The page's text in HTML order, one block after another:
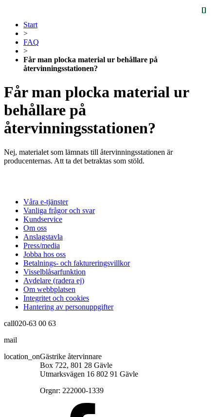
Start
>
FAQ
>
Får man plocka material ur behållare på
återvinningsstationen?
Får man plocka material ur
behållare på
återvinningsstationen?
Nej, materialet som lämnats till återvinningsstationen är
producenternas. Att ta det betraktas som stöld.
Våra e-tjänster
Vanliga frågor och svar
Kundservice
Om oss
Anslagstavla
Press/media
Jobba hos oss
Betalnings- och faktureringsvillkor
Visselblåsarfunktion
Avdelare (radera ej)
Om webbplatsen
Integritet och cookies
Hantering av personuppgifter
call020-63 00 63
mail
location_onGästrike återvinnare
Box 722, 801 28 Gävle
Utmarksvägen 16 802 91 Gävle
Orgnr: 222000-1339